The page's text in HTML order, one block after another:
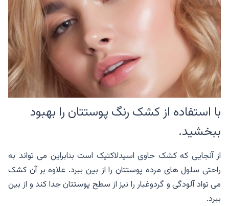
با استفاده از کشک رنگ پوستتان را بهبود
ببخشید.
از آنجایی که کشک حاوی اسیدلاکتیک است بنابراین می تواند به
راحتی سلول های مرده پوستتان را از بین ببرد. علاوه بر آن کشک
می تواد آلودگی و گردوغبار را نیز از سطح پوستتان جدا کند و از بین
ببرد.